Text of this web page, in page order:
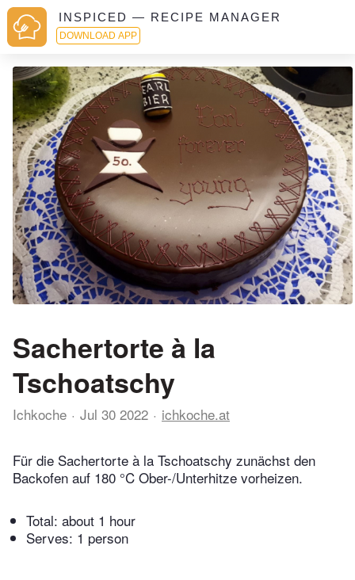
INSPICED — RECIPE MANAGER
DOWNLOAD APP
Sachertorte à la
Tschoatschy
Ichkoche Jul 30 2022 ichkoche.at
Für die Sachertorte à la Tschoatschy zunächst den
Backofen auf 180 °C Ober-/Unterhitze vorheizen.
Total: about 1 hour
Serves: 1 person